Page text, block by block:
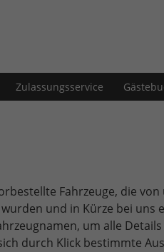
Zulassungsservice
Fahrzeuge, die
und in Kürze bei uns
um alle Details
durch Klick bestimmte